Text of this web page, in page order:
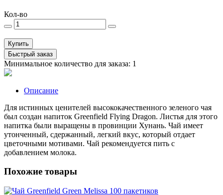
Кол-во
Купить
Быстрый заказ
Минимальное количество для заказа: 1
Описание
Для истинных ценителей высококачественного зеленого чая
был создан напиток Greenfield Flying Dragon. Листья для этого
напитка были выращены в провинции Хунань. Чай имеет
утонченный, сдержанный, легкий вкус, который отдает
цветочными мотивами. Чай рекомендуется пить с
добавлением молока.
Похожие товары